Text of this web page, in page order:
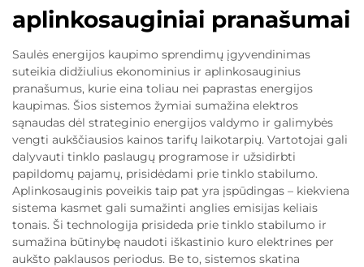
aplinkosauginiai pranašumai
Saulės energijos kaupimo sprendimų įgyvendinimas
suteikia didžiulius ekonominius ir aplinkosauginius
pranašumus, kurie eina toliau nei paprastas energijos
kaupimas. Šios sistemos žymiai sumažina elektros
sąnaudas dėl strateginio energijos valdymo ir galimybės
vengti aukščiausios kainos tarifų laikotarpių. Vartotojai gali
dalyvauti tinklo paslaugų programose ir užsidirbti
papildomų pajamų, prisidėdami prie tinklo stabilumo.
Aplinkosauginis poveikis taip pat yra įspūdingas – kiekviena
sistema kasmet gali sumažinti anglies emisijas keliais
tonais. Ši technologija prisideda prie tinklo stabilumo ir
sumažina būtinybę naudoti iškastinio kuro elektrines per
aukšto paklausos periodus. Be to, sistemos skatina